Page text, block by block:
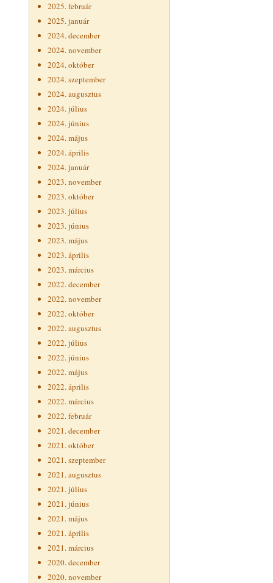
2025. február
2025. január
2024. december
2024. november
2024. október
2024. szeptember
2024. augusztus
2024. július
2024. június
2024. május
2024. április
2024. január
2023. november
2023. október
2023. július
2023. június
2023. május
2023. április
2023. március
2022. december
2022. november
2022. október
2022. augusztus
2022. július
2022. június
2022. május
2022. április
2022. március
2022. február
2021. december
2021. október
2021. szeptember
2021. augusztus
2021. július
2021. június
2021. május
2021. április
2021. március
2020. december
2020. november